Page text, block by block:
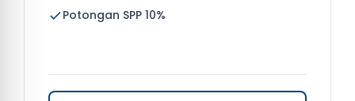
Potongan SPP 10%